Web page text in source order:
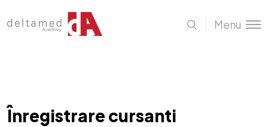
Menu
Înregistrare cursanti